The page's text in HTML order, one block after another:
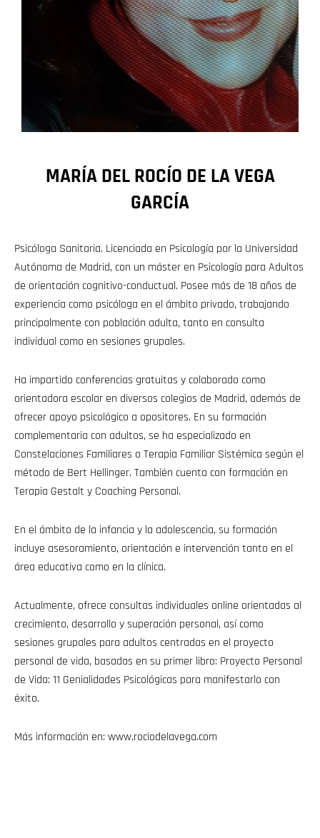
MARÍA DEL ROCÍO DE LA VEGA
GARCÍA
Psicóloga Sanitaria. Licenciada en Psicología por la Universidad
Autónoma de Madrid, con un máster en Psicología para Adultos
de orientación cognitivo-conductual. Posee más de 18 años de
experiencia como psicóloga en el ámbito privado, trabajando
principalmente con población adulta, tanto en consulta
individual como en sesiones grupales.
Ha impartido conferencias gratuitas y colaborado como
orientadora escolar en diversos colegios de Madrid, además de
ofrecer apoyo psicológico a opositores. En su formación
complementaria con adultos, se ha especializado en
Constelaciones Familiares o Terapia Familiar Sistémica según el
método de Bert Hellinger. También cuenta con formación en
Terapia Gestalt y Coaching Personal.
En el ámbito de la infancia y la adolescencia, su formación
incluye asesoramiento, orientación e intervención tanto en el
área educativa como en la clínica.
Actualmente, ofrece consultas individuales online orientadas al
crecimiento, desarrollo y superación personal, así como
sesiones grupales para adultos centradas en el proyecto
personal de vida, basadas en su primer libro: Proyecto Personal
de Vida: 11 Genialidades Psicológicas para manifestarlo con
éxito.
Más información en: www.rociodelavega.com